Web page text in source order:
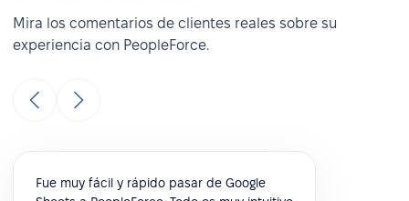
Mira los comentarios de clientes reales sobre su
experiencia con PeopleForce.
Fue muy fácil y rápido pasar de Google